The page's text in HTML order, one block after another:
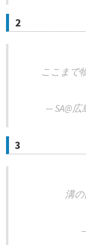
2
ここまで
— SA@広
3
溝